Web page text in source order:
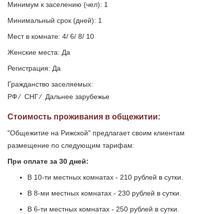
Минимум к заселению (чел): 1
Минимальный срок (дней): 1
Мест в комнате: 4/ 6/ 8/ 10
Женские места: Да
Регистрация: Да
Гражданство заселяемых:
РФ/ СНГ/ Дальнее зарубежье
Стоимость проживания в общежитии:
"Общежитие на Рижской" предлагает своим клиентам
размещение по следующим тарифам:
При оплате за 30 дней:
В 10-ти местных комнатах - 210 рублей в сутки.
В 8-ми местных комнатах - 230 рублей в сутки.
В 6-ти местных комнатах - 250 рублей в сутки.